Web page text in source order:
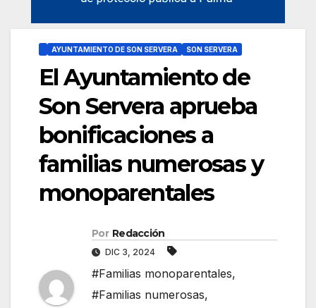
AYUNTAMIENTO DE SON SERVERA SON SERVERA
El Ayuntamiento de
Son Servera aprueba
bonificaciones a
familias numerosas y
monoparentales
Por Redacción
DIC 3, 2024
#Familias monoparentales,
#Familias numerosas,